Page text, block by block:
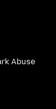
Abuse